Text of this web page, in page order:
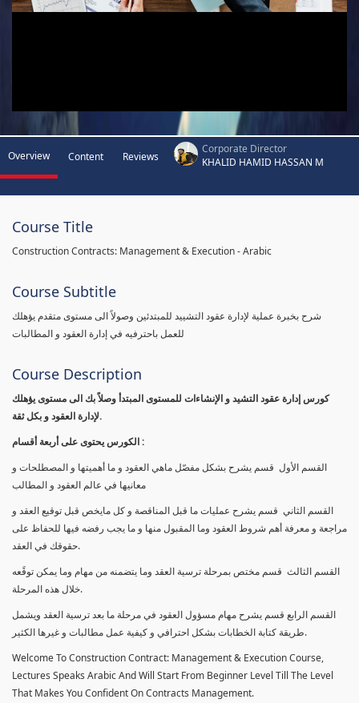
Overview Content Reviews
Corporate Director
KHALID HAMID HASSAN M
Course Title
Construction Contracts: Management & Execution - Arabic
Course Subtitle
شرح بخبرة عملية لإدارة عقود التشييد للمبتدئين وصولاً الى مستوى متقدم يؤهلك
للعمل باحترفيه في إدارة العقود و المطالبات
Course Description
كورس إدارة عقود التشيد و الإنشاءات للمستوى المبتدأ وصلاً بك الى مستوى يؤهلك
لإدارة العقود و بكل ثقة.
الكورس يحتوى على أربعة أقسام :
القسم الأول قسم يشرح بشكل مفصّل ماهي العقود و ما أهميتها و المصطلحات و
معانيها في عالم العقود و المطالب
القسم الثاني قسم يشرح عمليات ما قبل المناقصة و كل مايخص قبل توقيع العقد و
مراجعة و معرفة أهم شروط العقود وما المقبول منها و ما يجب رفضه فيها للحفاظ على
حقوقك في العقد.
القسم الثالث قسم مختص بمرحلة ترسية العقد وما يتضمنه من مهام وما يمكن توقًعه
خلال هذه المرحلة.
القسم الرابع قسم يشرح مهام مسؤول العقود في مرحلة ما بعد ترسية العقد ويشمل
طريقة كتابة الخطابات بشكل احترافي و كيفية عمل مطالبات و غيرها الكثير.
Welcome To Construction Contract: Management & Execution Course,
Lectures Speaks Arabic And Will Start From Beginner Level Till The Level
That Makes You Confident On Contracts Management.